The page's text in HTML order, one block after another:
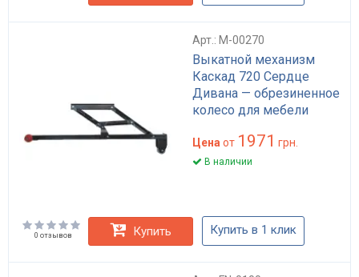
Арт.: M-00270
Выкатной механизм
Каскад 720 Сердце
Дивана — обрезиненное
колесо для мебели
Цена от 1971 грн.
В наличии
0 отзывов Купить Купить в 1 клик